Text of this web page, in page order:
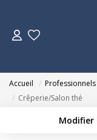
Accueil Professionnels
Crêperie/Salon thé
Modifier
Localisation